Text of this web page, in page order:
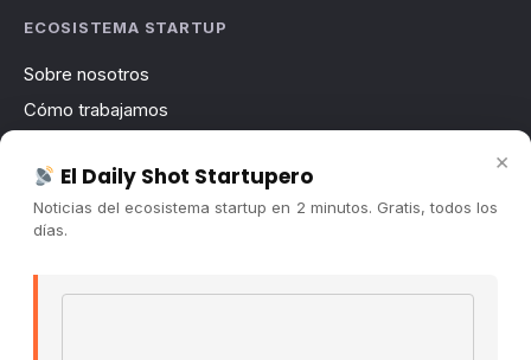
ECOSISTEMA STARTUP
Sobre nosotros
Cómo trabajamos
Contacto
Publicidad
×
El Daily Shot Startupero
Noticias del ecosistema startup en 2 minutos. Gratis, todos los
días.